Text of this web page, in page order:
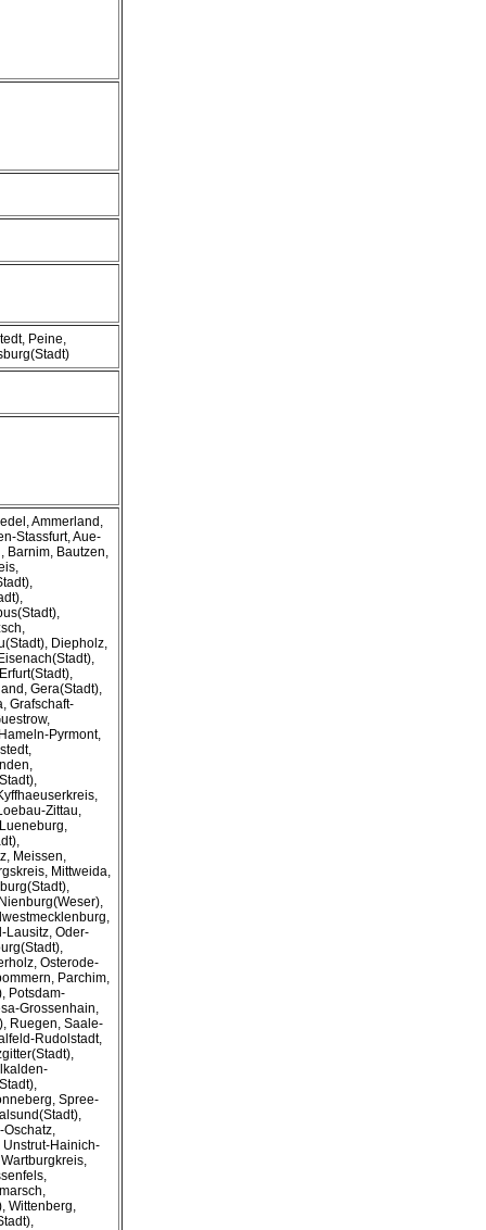
Peine,
Ammerland,
Stassfurt, Aue-
Barnim, Bautzen,
Diepholz,
Gera(Stadt),
Grafschaft-
Pyrmont,
Zittau,
Meissen,
Mittweida,
Lausitz, Oder-
Osterode-
Parchim,
Potsdam-
Grossenhain,
Ruegen, Saale-
Rudolstadt,
Spree-
Oschatz,
Hainich-
Wittenberg,